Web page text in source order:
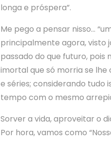
longa e próspera”.
Me pego a pensar nisso…
principalmente agora, visto
passado do que futuro, pois
imortal que só morria se
e séries; considerando tudo
tempo com o mesmo
Sorver a vida, aproveitar o
Por hora, vamos como